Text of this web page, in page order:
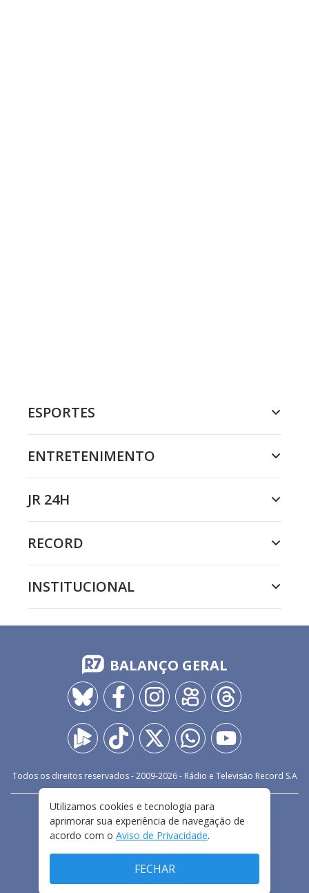
ESPORTES
ENTRETENIMENTO
JR 24H
RECORD
INSTITUCIONAL
BALANÇO GERAL
Todos os direitos reservados - 2009-2026- Rádio e Televisão Record S.A
FALE CONOSCO
PRIVACIDADE
TERMOS E CONDIÇÕES DE USO
Utilizamos cookies e tecnologia para
aprimorar sua experiência de navegação de
acordo com o Aviso de Privacidade.
FECHAR